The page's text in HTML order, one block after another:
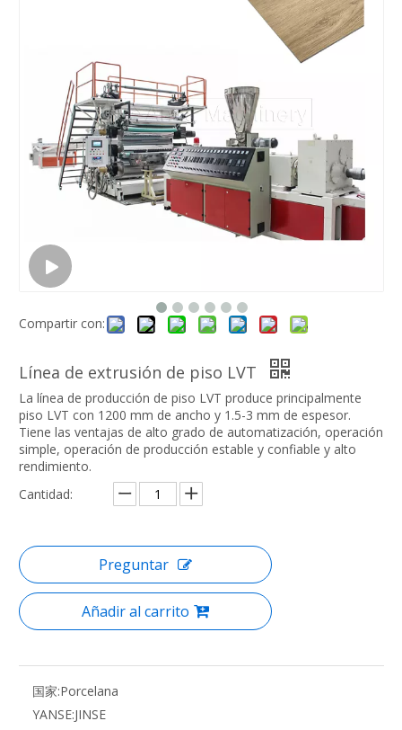
Compartir con:
Línea de extrusión de piso LVT
La línea de producción de piso LVT produce principalmente
piso LVT con 1200 mm de ancho y 1.5-3 mm de espesor.
Tiene las ventajas de alto grado de automatización, operación
simple, operación de producción estable y confiable y alto
rendimiento.
Cantidad:
Preguntar
Añadir al carrito
国家:Porcelana
YANSE:JINSE